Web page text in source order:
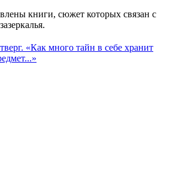
книги, сюжет которых связан с